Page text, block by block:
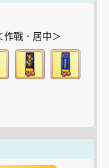
戰．居中＞